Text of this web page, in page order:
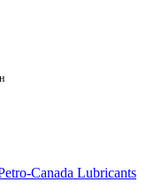
Canada Lubricants